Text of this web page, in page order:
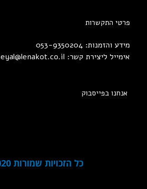
פרטי התקשרות
מידע והזמנות: 053-9350204
אימייל ליצירת קשר: eyal@lenakot.co.il
אנחנו בפייסבוק
כל הזכויות שמורות 2020